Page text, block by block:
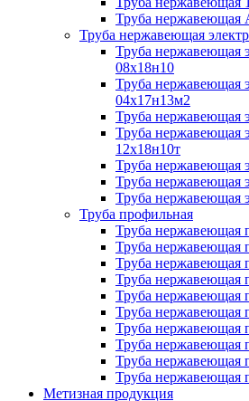
Труба нержавеющая
Труба нержавеющая
Труба нержавеющая
08х18н10
Труба нержавеющая
04х17н13м2
Труба нержавеющая
Труба нержавеющая
12х18н10т
Труба нержавеющая
Труба нержавеющая
Труба нержавеющая
Труба профильная
Труба нержавеющая
Труба нержавеющая
Труба нержавеющая
Труба нержавеющая
Труба нержавеющая
Труба нержавеющая
Труба нержавеющая
Труба нержавеющая
Труба нержавеющая
Труба нержавеющая
Метизная продукция